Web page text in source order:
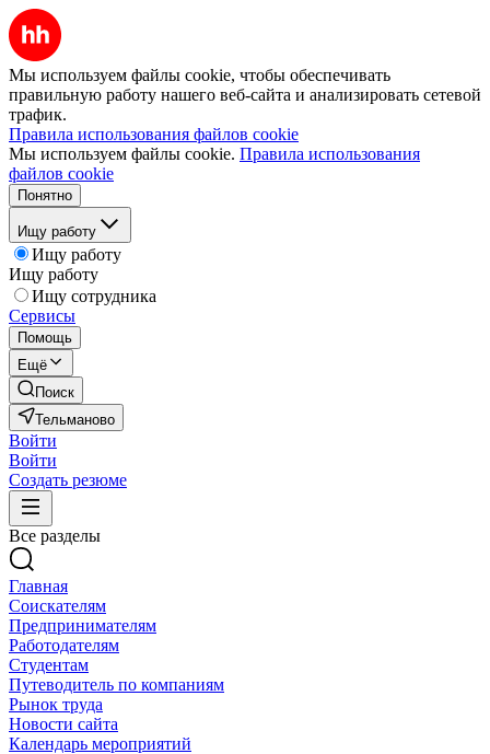
Мы используем файлы cookie, чтобы обеспечивать
правильную работу нашего веб-сайта и анализировать сетевой
трафик.
Правила использования файлов cookie
Мы используем файлы cookie. Правила использования
файлов cookie
Понятно
Ищу работу
Ищу работу
Ищу работу
Ищу сотрудника
Сервисы
Помощь
Ещё
Поиск
Тельманово
Войти
Войти
Создать резюме
Все разделы
Главная
Соискателям
Предпринимателям
Работодателям
Студентам
Путеводитель по компаниям
Рынок труда
Новости сайта
Календарь мероприятий